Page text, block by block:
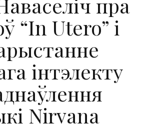
“In Utero” і
інтэлекту
Nirvana